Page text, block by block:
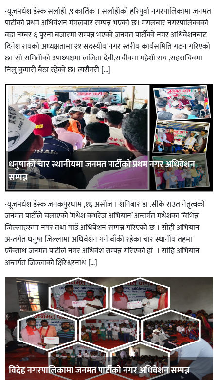
न्यूजमधेश डेस्क सर्लाही ,९ कार्तिक । सर्लाहीको हरिपुर्वा नगरपालिकामा जनमत
पार्टीको प्रथम अधिवेशन मंगलबार सम्पन्न भएको छ। मंगलबार नगरपालिकाको
वडा नम्बर ६ पुरना बजारमा सम्पन्न भएको जनमत पार्टीको नगर अधिवेशनबाट
दिनेश रायको अध्यक्षतामा २१ सदस्यीय नगर स्तरीय कार्यसमिति गठन गरिएको
छ। सो समितीको उपाध्यक्षमा ललिता देवी,सचीवमा महेशी राय ,सहसचिवमा
निलु कुमारी बैठा रहेको छ। त्यसैगरी […]
धनुषाको चार स्थानीयमा जनमत पार्टीको प्रथम नगर अधिवेशन
सम्पन्न
न्यूजमधेश डेस्क जनकपुरधाम ,१६ असोज । शनिबार डा .सीके राउत नेतृत्वको
जनमत पार्टीले चलाएको ‘मधेश कभरेज अभियान’ अन्तर्गत मधेशका विभिन्न
जिल्लाहरुमा नगर तथा गाउँ अधिवेशन सम्पन्न गरिएको छ । सोही अभियान
अन्तर्गत धनुषा जिल्लामा अधिवेशन गर्न बाँकी रहेका चार स्थानीय तहमा
एकैसाथ जनमत पार्टीले नगर अधिवेश सम्पन्न गरिएको हो । सोहि अभियान
अन्तर्गत जिल्लाको क्षिरेश्वरनाथ […]
विदेह नगरपालिकामा जनमत पार्टीको नगर अधिवेशन सम्पन्न